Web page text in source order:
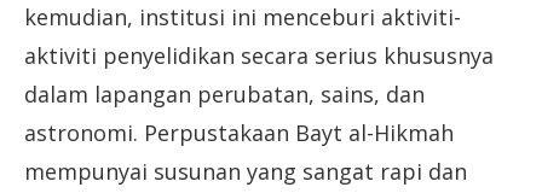
kemudian, institusi ini menceburi aktiviti-
aktiviti penyelidikan secara serius khususnya
dalam lapangan perubatan, sains, dan
astronomi. Perpustakaan Bayt al-Hikmah
mempunyai susunan yang sangat rapi dan